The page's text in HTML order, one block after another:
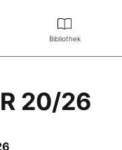
Bibliothek
20/26